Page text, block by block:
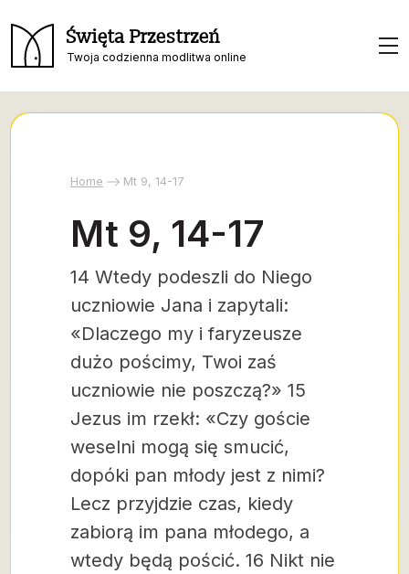
Święta Przestrzeń
Twoja codzienna modlitwa online
Home Mt 9, 14-17
Mt 9, 14-17
14 Wtedy podeszli do Niego
uczniowie Jana i zapytali:
«Dlaczego my i faryzeusze
dużo pościmy, Twoi zaś
uczniowie nie poszczą?» 15
Jezus im rzekł: «Czy goście
weselni mogą się smucić,
dopóki pan młody jest z nimi?
Lecz przyjdzie czas, kiedy
zabiorą im pana młodego, a
wtedy będą pościć. 16 Nikt nie